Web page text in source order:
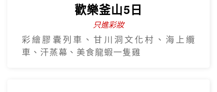
歡樂釜山5日
只進彩妝
彩繪膠囊列車、甘川洞文化村、海上纜
車、汗蒸幕、美食龍蝦一隻雞